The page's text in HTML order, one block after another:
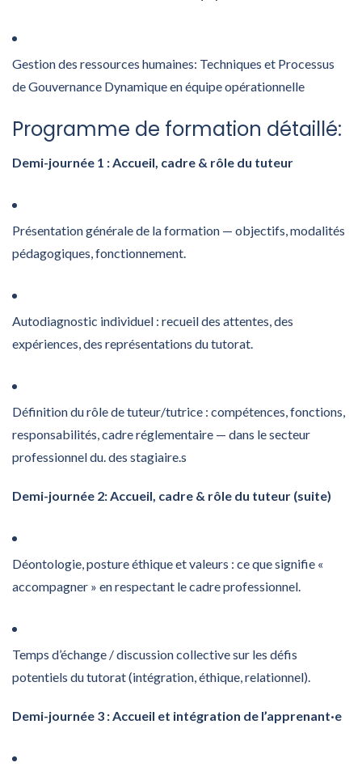
Gestion des ressources humaines: Techniques et Processus
de Gouvernance Dynamique en équipe opérationnelle
Programme de formation détaillé:
Demi-journée 1 :Accueil, cadre & rôle du tuteur
Présentation générale de la formation — objectifs, modalités
pédagogiques, fonctionnement.
Autodiagnostic individuel : recueil des attentes, des
expériences, des représentations du tutorat.
Définition du rôle de tuteur/tutrice : compétences, fonctions,
responsabilités, cadre réglementaire — dans le secteur
professionnel du. des stagiaire.s
Demi-journée 2: Accueil, cadre & rôle du tuteur (suite)
Déontologie, posture éthique et valeurs : ce que signifie «
accompagner » en respectant le cadre professionnel.
Temps d’échange / discussion collective sur les défis
potentiels du tutorat (intégration, éthique, relationnel).
Demi-journée 3 : Accueil et intégration de l’apprenant·e